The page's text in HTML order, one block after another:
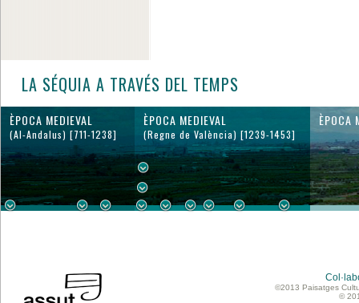
LA SÉQUIA A TRAVÉS DEL TEMPS
ÈPOCA MEDIEVAL
(Al-Andalus) [711-1238]
ÈPOCA MEDIEVAL
(Regne de València) [1239-1453]
ÈPOCA
©2013 Paisatges
©